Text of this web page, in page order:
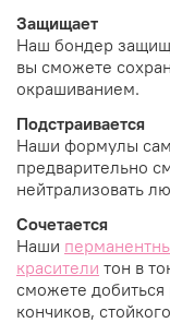
Защищает
Наш бондер
вы сможете
окрашиванием.
Подстраивается
Наши формулы
предварительно
нейтрализовать
Сочетается
Наши
красители тон в
сможете добиться
кончиков,